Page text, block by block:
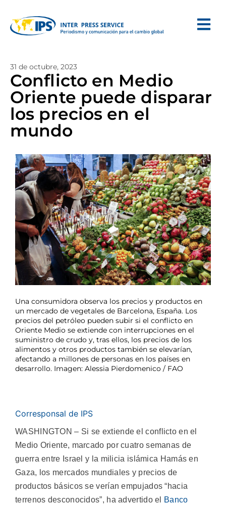
31 de octubre, 2023
Conflicto en Medio
Oriente puede disparar
los precios en el
mundo
Una consumidora observa los precios y productos en
un mercado de vegetales de Barcelona, España. Los
precios del petróleo pueden subir si el conflicto en
Oriente Medio se extiende con interrupciones en el
suministro de crudo y, tras ellos, los precios de los
alimentos y otros productos también se elevarían,
afectando a millones de personas en los países en
desarrollo. Imagen: Alessia Pierdomenico / FAO
Corresponsal de IPS
WASHINGTON – Si se extiende el conflicto en el
Medio Oriente, marcado por cuatro semanas de
guerra entre Israel y la milicia islámica Hamás en
Gaza, los mercados mundiales y precios de
productos básicos se verían empujados “hacia
terrenos desconocidos”, ha advertido el
Banco